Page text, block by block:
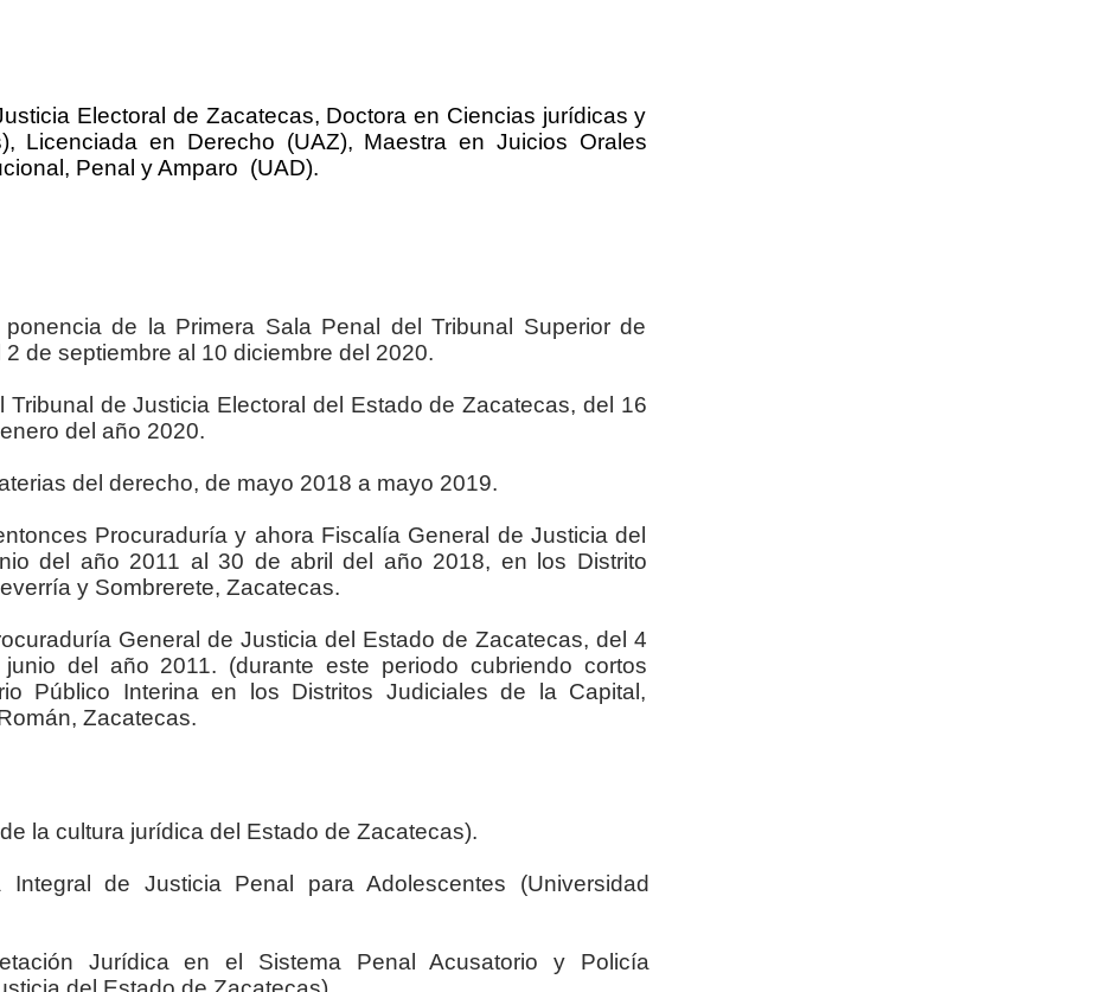
Electoral de Zacatecas, Doctora en Ciencias jurídicas y
Licenciada en Derecho (UAZ), Maestra en Juicios Orales
Penal y Amparo (UAD).
de la Primera Sala Penal del Tribunal Superior de
de septiembre al 10 diciembre del 2020.
de Justicia Electoral del Estado de Zacatecas, del 16
del año 2020.
del derecho, de mayo 2018 a mayo 2019.
Procuraduría y ahora Fiscalía General de Justicia del
del año 2011 al 30 de abril del año 2018, en los Distrito
y Sombrerete, Zacatecas.
General de Justicia del Estado de Zacatecas, del 4
del año 2011. (durante este periodo cubriendo cortos
Público Interina en los Distritos Judiciales de la Capital,
Zacatecas.
la cultura jurídica del Estado de Zacatecas).
de Justicia Penal para Adolescentes (Universidad
Jurídica en el Sistema Penal Acusatorio y Policía